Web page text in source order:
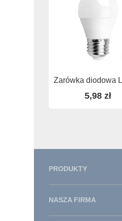
Zarówka diodowa
5,98 zł
PRODUKTY
NASZA FIRMA